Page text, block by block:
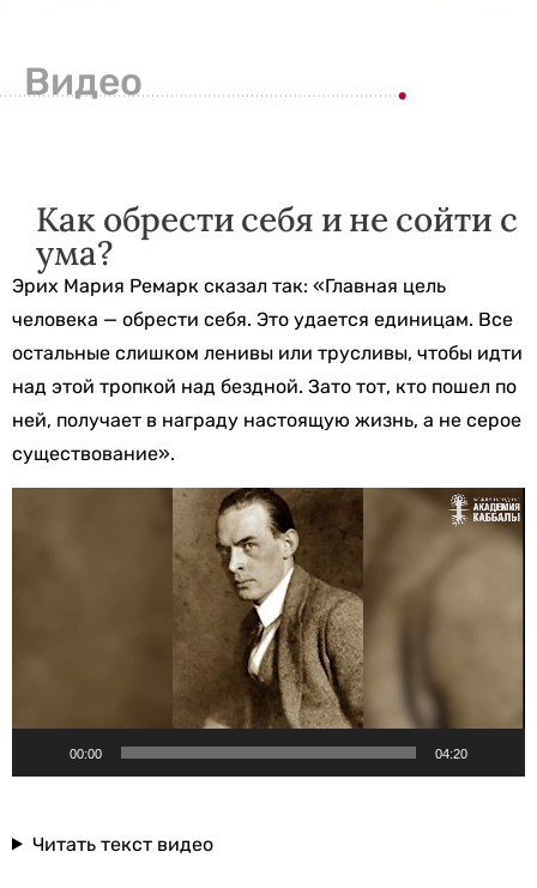
Видео
Как обрести себя и не сойти с
ума?
Эрих Мария Ремарк сказал так: «Главная цель
человека — обрести себя. Это удается единицам. Все
остальные слишком ленивы или трусливы, чтобы идти
над этой тропкой над бездной. Зато тот, кто пошел по
ней, получает в награду настоящую жизнь, а не серое
существование».
00:00 04:20
Читать текст видео